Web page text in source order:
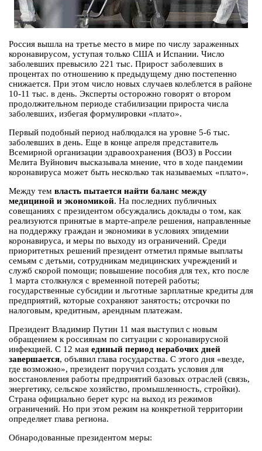
Россия вышла на третье место в мире по числу зараженных
коронавирусом, уступая только США и Испании. Число
заболевших превысило 221 тыс. Прирост заболевших в
процентах по отношению к предыдущему дню постепенно
снижается. При этом число новых случаев колеблется в районе
10-11 тыс. в день. Эксперты осторожно говорят о втором
продолжительном периоде стабилизации прироста числа
заболевших, избегая формулировки «плато».
Первый подобный период наблюдался на уровне 5-6 тыс.
заболевших в день. Еще в конце апреля представитель
Всемирной организации здравоохранения (ВОЗ) в России
Мелита Вуйнович высказывала мнение, что в ходе пандемии
коронавируса может быть несколько так называемых «плато».
Между тем власть пытается найти баланс между
медициной и экономикой. На последних публичных
совещаниях с президентом обсуждались доклады о том, как
реализуются принятые в марте-апреле решения, направленные
на поддержку граждан и экономики в условиях эпидемии
коронавируса, и меры по выходу из ограничений. Среди
приоритетных решений президент отметил прямые выплаты
семьям с детьми, сотрудникам медицинских учреждений и
служб скорой помощи; повышение пособия для тех, кто после
1 марта столкнулся с временной потерей работы;
государственные субсидии и льготные зарплатные кредиты для
предприятий, которые сохраняют занятость; отсрочки по
налоговым, кредитным, арендным платежам.
Президент Владимир Путин 11 мая выступил с новым
обращением к россиянам по ситуации с коронавирусной
инфекцией. С 12 мая единый период нерабочих дней
завершается, объявил глава государства. С этого дня «везде,
где возможно», президент поручил создать условия для
восстановления работы предприятий базовых отраслей (связь,
энергетику, сельское хозяйство, промышленность, стройки).
Страна официально берет курс на выход из режимов
ограничений. Но при этом режим на конкретной территории
определяет глава региона.
Обнародованные президентом меры: